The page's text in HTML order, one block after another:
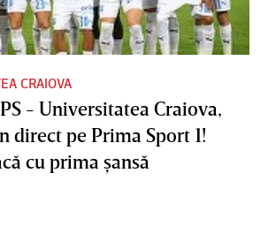
CRAIOVA
- Universitatea Craiova,
direct pe Prima Sport 1!
cu prima şansă